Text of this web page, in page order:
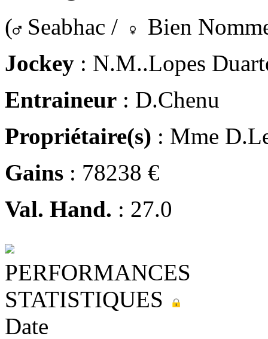
( Seabhac /
Bien
Jockey : N.M..Lopes
Entraineur : D.Chenu
Propriétaire(s) : Mme
Gains : 78238 €
Val. Hand. : 27.0
PERFORMANCES
STATISTIQUES
Date